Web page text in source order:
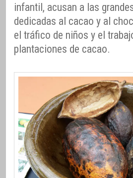
infantil, acusan a las
dedicadas al cacao y al
el tráfico de niños y el
plantaciones de cacao.